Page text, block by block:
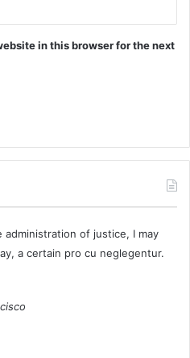
in this browser for the next
of justice, I may
a certain pro cu neglegentur.